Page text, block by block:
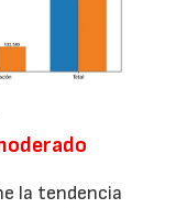
la tendencia